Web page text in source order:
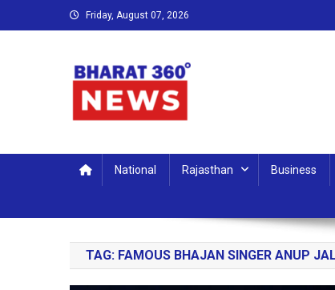
to
Friday, August 07, 2026
National Rajasthan Business
TAG: FAMOUS BHAJAN SINGER ANUP